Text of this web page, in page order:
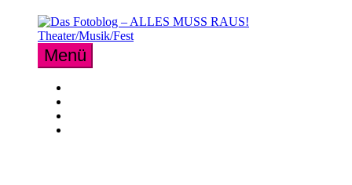
Menü